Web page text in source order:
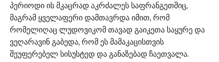
პერიოდი ის მკაცრად აკრძალეს საფრანგეთშიც,
მაგრამ ყველაფერი დამთავრდა იმით, რომ
რომელიღაც ლუდოვიკომ თავად გაიკეთა საყურე და
ვეღარავინ გაბედა, რომ ეს მამაკაცისთვის
შეუფერებელ სისუსტედ და განაზებად ჩაეთვალა.